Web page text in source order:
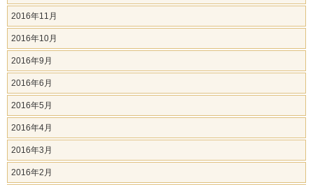
2016年11月
2016年10月
2016年9月
2016年6月
2016年5月
2016年4月
2016年3月
2016年2月